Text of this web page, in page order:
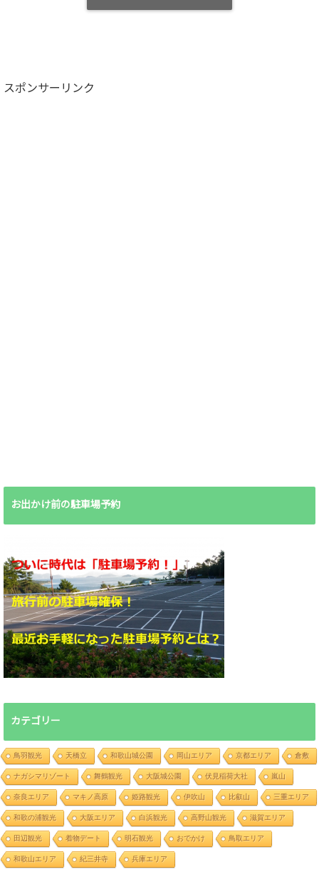
スポンサーリンク
お出かけ前の駐車場予約
カテゴリー
鳥羽観光 天橋立 和歌山城公園 岡山エリア 京都エリア 倉敷
ナガシマリゾート 舞鶴観光 大阪城公園 伏見稲荷大社 嵐山
奈良エリア マキノ高原 姫路観光 伊吹山 比叡山 三重エリア
和歌の浦観光 大阪エリア 白浜観光 高野山観光 滋賀エリア
田辺観光 着物デート 明石観光 おでかけ 鳥取エリア
和歌山エリア 紀三井寺 兵庫エリア